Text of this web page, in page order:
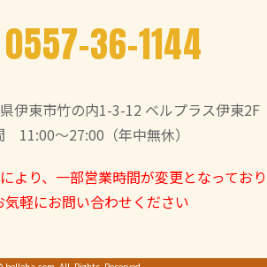
0557-36-1144
伊東市竹の内1-3-12 ベルプラス伊東2F
11:00～27:00（年中無休）
より、一部営業時間が変更となってお
気軽にお問い合わせください